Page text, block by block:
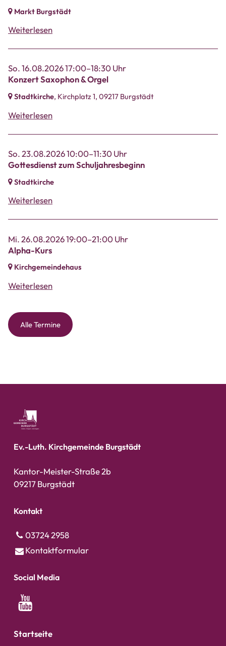
Markt Burgstädt
Weiterlesen
So. 16.08.2026 17:00–18:30 Uhr
Konzert Saxophon & Orgel
Stadtkirche, Kirchplatz 1, 09217 Burgstädt
Weiterlesen
So. 23.08.2026 10:00–11:30 Uhr
Gottesdienst zum Schuljahresbeginn
Stadtkirche
Weiterlesen
Mi. 26.08.2026 19:00–21:00 Uhr
Alpha-Kurs
Kirchgemeindehaus
Weiterlesen
Alle Termine
Ev.-Luth. Kirchgemeinde Burgstädt
Kantor-Meister-Straße 2b
09217 Burgstädt
Kontakt
03724 2958
Kontaktformular
Social Media
Startseite